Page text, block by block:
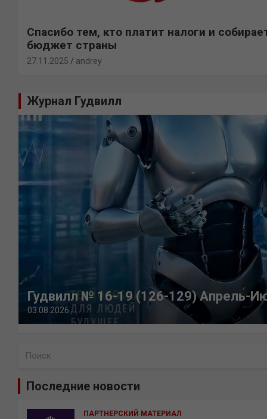
Спасибо тем, кто платит налоги и
бюджет страны
27.11.2025 andrey
Журнал Гудвилл
Гудвилл № 16-19 (126-129) Апрель-
03.08.2026
Последние новости
ПАРТНЕРСКИЙ МАТЕРИАЛ